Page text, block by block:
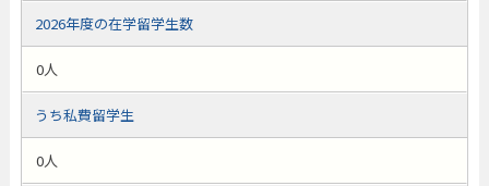
2026年度の在学留学生数
0人
うち私費留学生
0人